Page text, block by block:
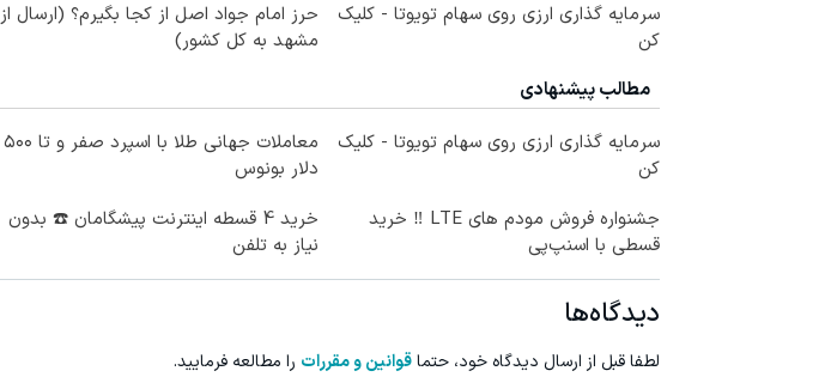
سرمایه گذاری ارزی روی سهام تویوتا - کلیک
کن
حرز امام جواد اصل از کجا بگیرم؟ (ارسال از
مشهد به کل کشور)
مطالب پیشنهادی
سرمایه گذاری ارزی روی سهام تویوتا - کلیک
کن
معاملات جهانی طلا با اسپرد صفر و تا ۵۰۰
دلار بونوس
جشنواره فروش مودم های LTE ‼️ خرید
قسطی با اسنپ‌پی
خرید 4 قسطه اینترنت پیشگامان ☎️ بدون
نیاز به تلفن
دیدگاه‌ها
لطفا قبل از ارسال دیدگاه خود، حتماقوانین و مقررات را مطالعه فرمایید.